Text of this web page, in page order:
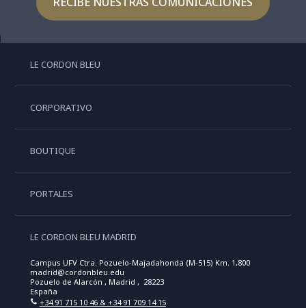
LE CORDON BLEU
CORPORATIVO
BOUTIQUE
PORTALES
LE CORDON BLEU MADRID
Campus UFV Ctra. Pozuelo-Majadahonda (M-515) Km. 1,800
madrid@cordonbleu.edu
Pozuelo de Alarcón , Madrid , 28223
España
+34 91 715 10 46 & +34 91 709 14 15